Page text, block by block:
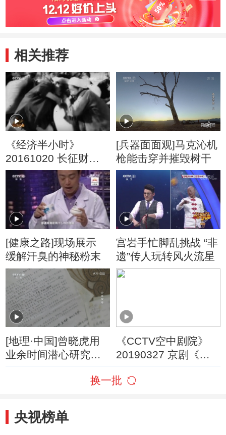
相关推荐
《经济半小时》
20161020 长征财经
密码：长征前的苏维
埃经济
[兵器面面观]马克沁机
枪能击穿并摧毁树干
[健康之路]现场展示
缓解汗臭的神秘粉末
宫岩手忙脚乱挑战 “非
遗”传人玩转风火流星
[地理·中国]曾晓虎用
业余时间潜心研究临
《CCTV空中剧院》
20190327 京剧《三
换一批
央视榜单